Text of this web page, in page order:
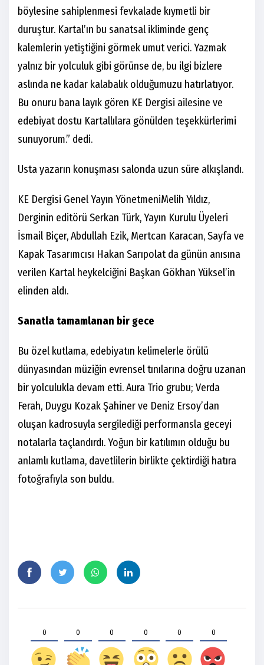
böylesine sahiplenmesi fevkalade kıymetli bir
duruştur. Kartal’ın bu sanatsal ikliminde genç
kalemlerin yetiştiğini görmek umut verici. Yazmak
yalnız bir yolculuk gibi görünse de, bu ilgi bizlere
aslında ne kadar kalabalık olduğumuzu hatırlatıyor.
Bu onuru bana layık gören KE Dergisi ailesine ve
edebiyat dostu Kartallılara gönülden teşekkürlerimi
sunuyorum.” dedi.
Usta yazarın konuşması salonda uzun süre alkışlandı.
KE Dergisi Genel Yayın YönetmeniMelih Yıldız,
Derginin editörü Serkan Türk, Yayın Kurulu Üyeleri
İsmail Biçer, Abdullah Ezik, Mertcan Karacan, Sayfa ve
Kapak Tasarımcısı Hakan Sarıpolat da günün anısına
verilen Kartal heykelciğini Başkan Gökhan Yüksel’in
elinden aldı.
Sanatla tamamlanan bir gece
Bu özel kutlama, edebiyatın kelimelerle örülü
dünyasından müziğin evrensel tınılarına doğru uzanan
bir yolculukla devam etti. Aura Trio grubu; Verda
Ferah, Duygu Kozak Şahiner ve Deniz Ersoy’dan
oluşan kadrosuyla sergilediği performansla geceyi
notalarla taçlandırdı. Yoğun bir katılımın olduğu bu
anlamlı kutlama, davetlilerin birlikte çektirdiği hatıra
fotoğrafıyla son buldu.
0 0 0 0 0 0